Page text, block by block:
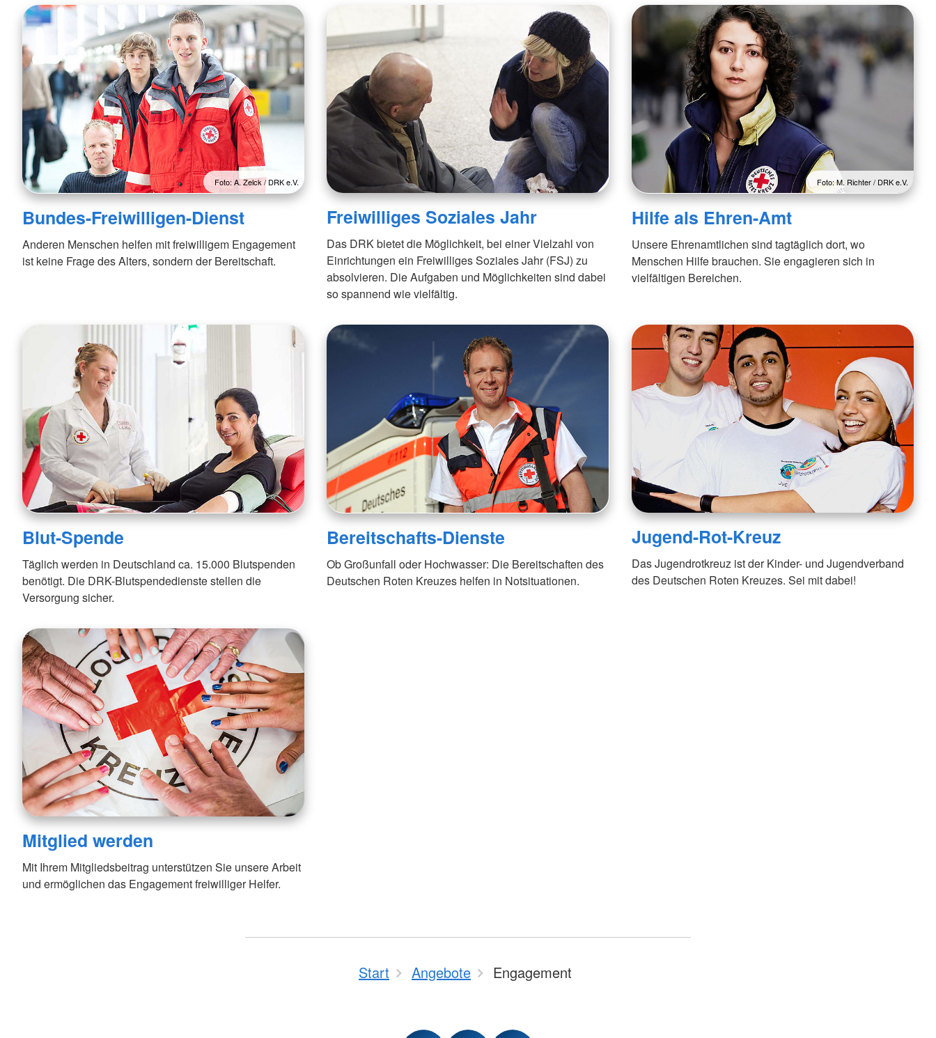
Foto: A. Zelck / DRK e.V.
Bundes-Freiwilligen-Dienst
Anderen Menschen helfen mit freiwilligem Engagement
ist keine Frage des Alters, sondern der Bereitschaft.
Freiwilliges Soziales Jahr
Das DRK bietet die Möglichkeit, bei einer Vielzahl von
Einrichtungen ein Freiwilliges Soziales Jahr (FSJ) zu
absolvieren. Die Aufgaben und Möglichkeiten sind dabei
so spannend wie vielfältig.
Foto: M. Richter / DRK e.V.
Hilfe als Ehren-Amt
Unsere Ehrenamtlichen sind tagtäglich dort, wo
Menschen Hilfe brauchen. Sie engagieren sich in
vielfältigen Bereichen.
Blut-Spende
Täglich werden in Deutschland ca. 15.000 Blutspenden
benötigt. Die DRK-Blutspendedienste stellen die
Versorgung sicher.
Bereitschafts-Dienste
Ob Großunfall oder Hochwasser: Die Bereitschaften des
Deutschen Roten Kreuzes helfen in Notsituationen.
Jugend-Rot-Kreuz
Das Jugendrotkreuz ist der Kinder- und Jugendverband
des Deutschen Roten Kreuzes. Sei mit dabei!
Mitglied werden
Mit Ihrem Mitgliedsbeitrag unterstützen Sie unsere Arbeit
und ermöglichen das Engagement freiwilliger Helfer.
Start Angebote Engagement